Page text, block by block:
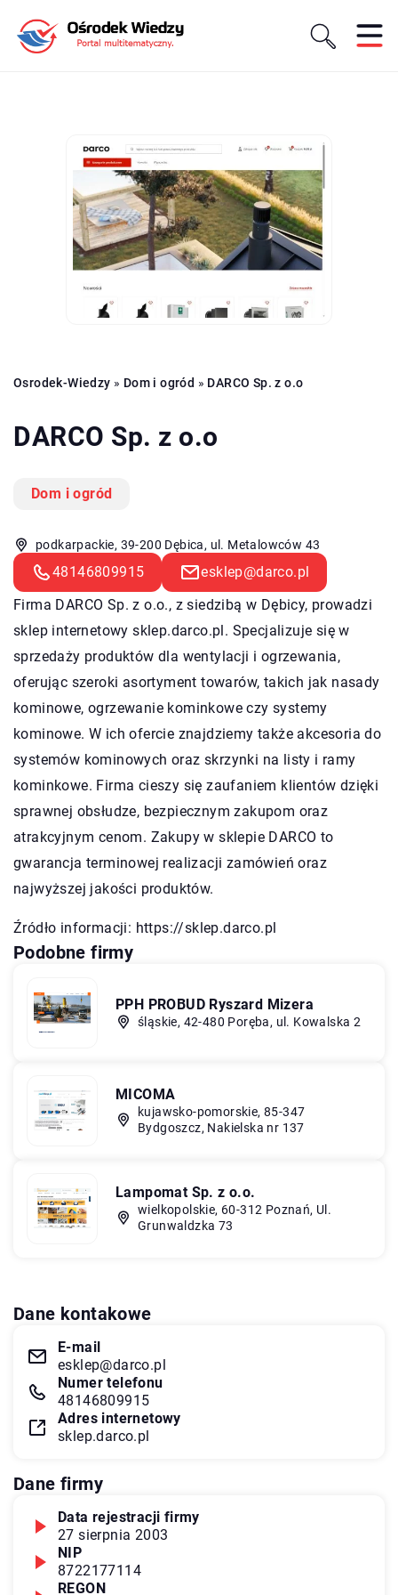
Osrodek-Wiedzy » Dom i ogród » DARCO Sp. z o.o
DARCO Sp. z o.o
Dom i ogród
podkarpackie, 39-200 Dębica, ul. Metalowców 43
48146809915
esklep@darco.pl
Firma DARCO Sp. z o.o., z siedzibą w Dębicy, prowadzi
sklep internetowy sklep.darco.pl. Specjalizuje się w
sprzedaży produktów dla wentylacji i ogrzewania,
oferując szeroki asortyment towarów, takich jak nasady
kominowe, ogrzewanie kominkowe czy systemy
kominowe. W ich ofercie znajdziemy także akcesoria do
systemów kominowych oraz skrzynki na listy i ramy
kominkowe. Firma cieszy się zaufaniem klientów dzięki
sprawnej obsłudze, bezpiecznym zakupom oraz
atrakcyjnym cenom. Zakupy w sklepie DARCO to
gwarancja terminowej realizacji zamówień oraz
najwyższej jakości produktów.
Źródło informacji: https://sklep.darco.pl
Podobne firmy
PPH PROBUD Ryszard Mizera
śląskie, 42-480 Poręba, ul. Kowalska 2
MICOMA
kujawsko-pomorskie, 85-347
Bydgoszcz, Nakielska nr 137
Lampomat Sp. z o.o.
wielkopolskie, 60-312 Poznań, Ul.
Grunwaldzka 73
Dane kontakowe
E-mail
esklep@darco.pl
Numer telefonu
48146809915
Adres internetowy
sklep.darco.pl
Dane firmy
Data rejestracji firmy
27 sierpnia 2003
NIP
8722177114
REGON